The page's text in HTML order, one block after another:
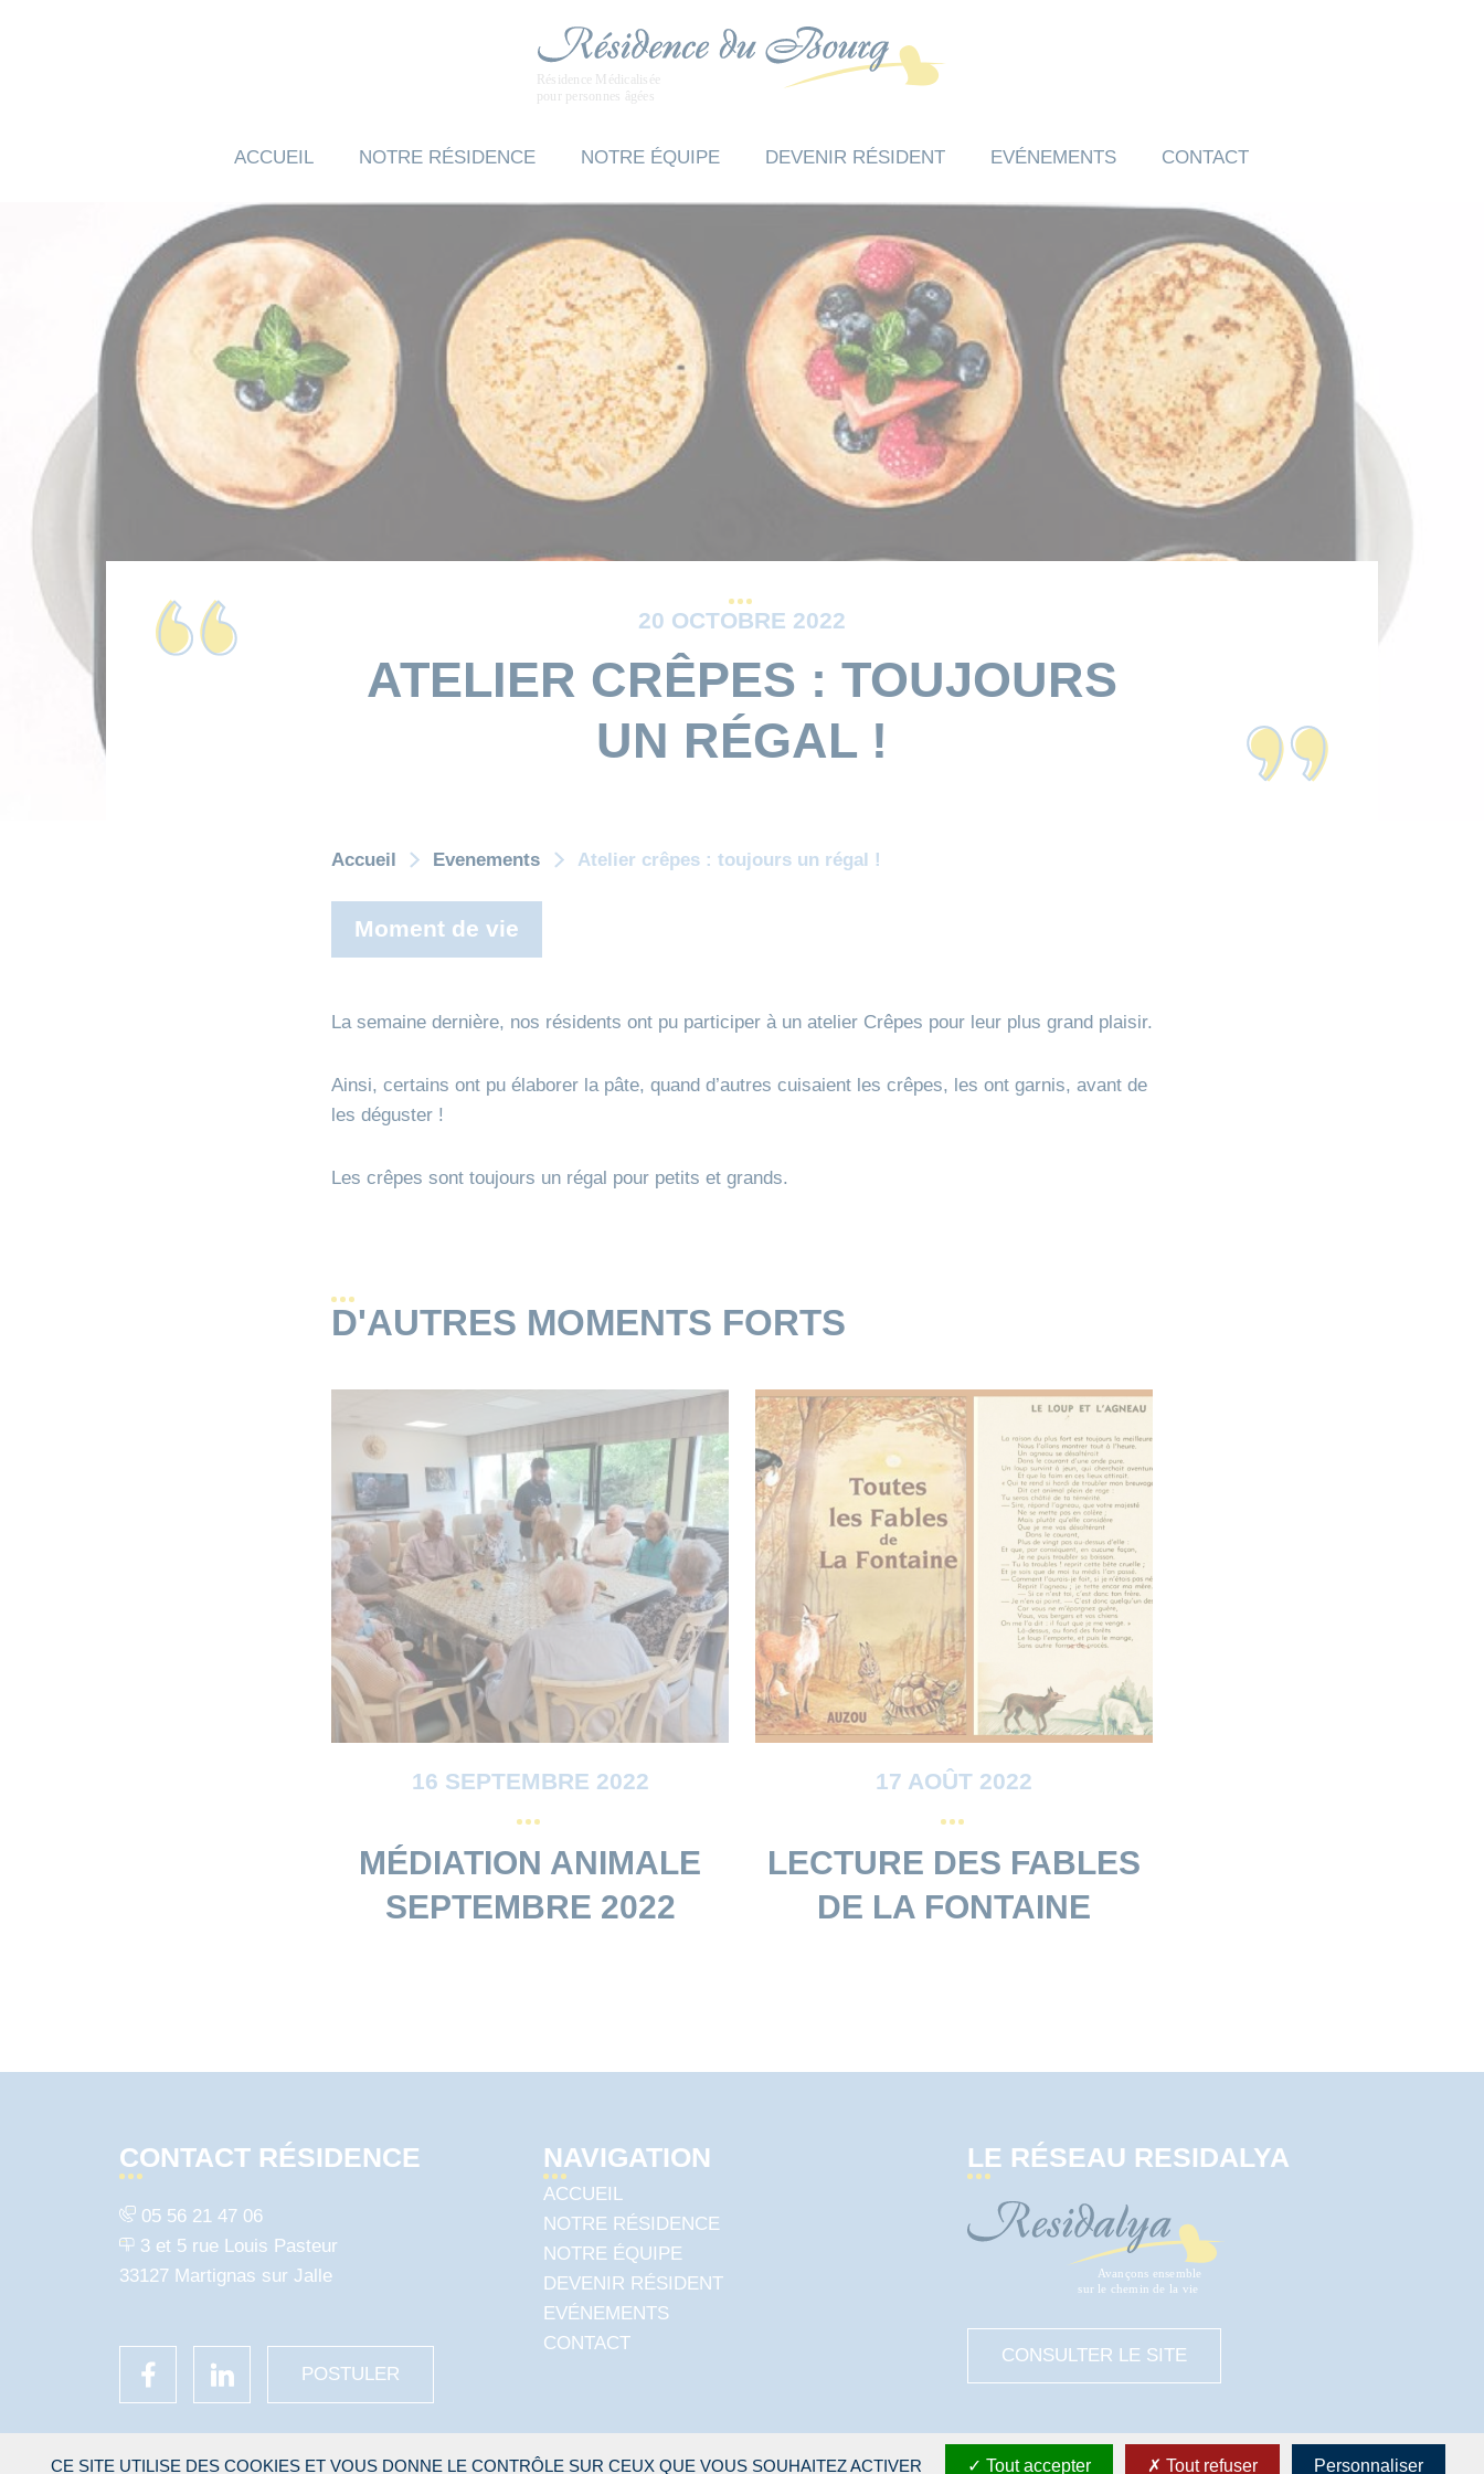
ACCUEIL NOTRE RÉSIDENCE NOTRE ÉQUIPE DEVENIR RÉSIDENT EVÉNEMENTS CONTACT
20 OCTOBRE 2022
ATELIER CRÊPES : TOUJOURS
UN RÉGAL !
Accueil Evenements Atelier crêpes : toujours un régal !
Moment de vie
La semaine dernière, nos résidents ont pu participer à un atelier Crêpes pour leur plus grand plaisir.
Ainsi, certains ont pu élaborer la pâte, quand d’autres cuisaient les crêpes, les ont garnis, avant de
les déguster !
Les crêpes sont toujours un régal pour petits et grands.
D'AUTRES MOMENTS FORTS
16 SEPTEMBRE 2022
MÉDIATION ANIMALE
SEPTEMBRE 2022
17 AOÛT 2022
LECTURE DES FABLES
DE LA FONTAINE
CONTACT RÉSIDENCE
05 56 21 47 06
3 et 5 rue Louis Pasteur
33127 Martignas sur Jalle
POSTULER
NAVIGATION
ACCUEIL
NOTRE RÉSIDENCE
NOTRE ÉQUIPE
DEVENIR RÉSIDENT
EVÉNEMENTS
CONTACT
LE RÉSEAU RESIDALYA
CONSULTER LE SITE
CE SITE UTILISE DES COOKIES ET VOUS DONNE LE CONTRÔLE SUR CEUX QUE VOUS SOUHAITEZ ACTIVER Tout accepter Tout refuser Personnaliser